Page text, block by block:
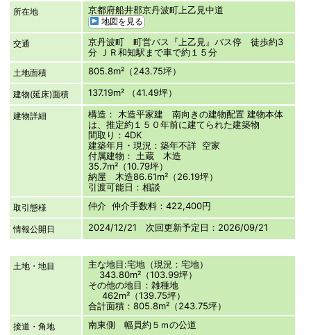
所在地 京都府船井郡京丹波町上乙見中道
地図を見る
交通
京丹波町 町営バス『上乙見』バス停 徒歩約3
分 ＪＲ和知駅まで車で約１５分
土地面積 805.8m²（243.75坪）
建物(延床)面積 137.19m² （41.49坪）
建物詳細
構造： 木造平家建 南向きの建物配置 建物本体
は、推定約１５０年前に建てられた建築物
間取り：4DK
建築年月・現況：築年不詳 空家
付属建物： 土蔵 木造
35.7m²（10.79坪）
納屋 木造86.61m²（26.19坪）
引渡可能日：相談
取引態様 仲介 仲介手数料：422,400円
情報公開日 2024/12/21 次回更新予定日：2026/09/21
土地・地目
主な地目:宅地（現況：宅地）
343.80m²（103.99坪）
その他の地目：雑種地
462m²（139.75坪）
合計面積：805.8m²（243.75坪）
接道・角地 南東側 幅員約５ｍの公道